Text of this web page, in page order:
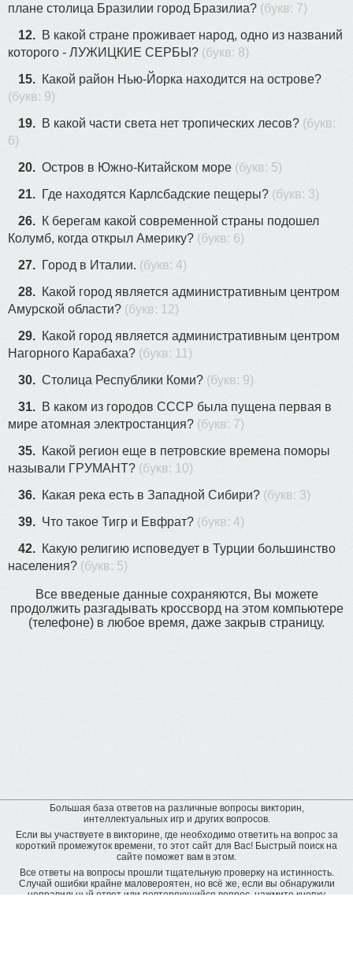
плане столица Бразилии город Бразилиа? (букв: 7)
12. В какой стране проживает народ, одно из названий
которого - ЛУЖИЦКИЕ СЕРБЫ? (букв: 8)
15. Какой район Нью-Йорка находится на острове?
(букв: 9)
19. В какой части света нет тропических лесов? (букв:
6)
20. Остров в Южно-Китайском море (букв: 5)
21. Где находятся Карлсбадские пещеры? (букв: 3)
26. К берегам какой современной страны подошел
Колумб, когда открыл Америку? (букв: 6)
27. ​Город в Италии. (букв: 4)
28. Какой город является административным центром
Амурской области? (букв: 12)
29. Какой город является административным центром
Нагорного Карабаха? (букв: 11)
30. Столица Республики Коми? (букв: 9)
31. В каком из городов СССР была пущена первая в
мире атомная электростанция? (букв: 7)
35. Какой регион еще в петровские времена поморы
называли ГРУМАНТ? (букв: 10)
36. Какая река есть в Западной Сибири? (букв: 3)
39. Что такое Тигр и Евфрат? (букв: 4)
42. Какую религию исповедует в Турции большинство
населения? (букв: 5)
Все введеные данные сохраняются, Вы можете
продолжить разгадывать кроссворд на этом компьютере
(телефоне) в любое время, даже закрыв страницу.
Большая база ответов на различные вопросы викторин,
интеллектуальных игр и других вопросов.
Если вы участвуете в викторине, где необходимо ответить на вопрос за
короткий промежуток времени, то этот сайт для Вас! Быстрый поиск на
сайте поможет вам в этом.
Все ответы на вопросы прошли тщательную проверку на истинность.
Случай ошибки крайне маловероятен, но всё же, если вы обнаружили
неправильный ответ или повторяющийся вопрос, нажмите кнопку